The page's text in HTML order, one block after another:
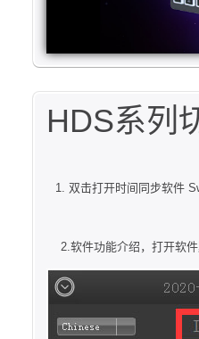
HDS系列
双击打开时间同步软件
2.软件功能介绍，打开软件